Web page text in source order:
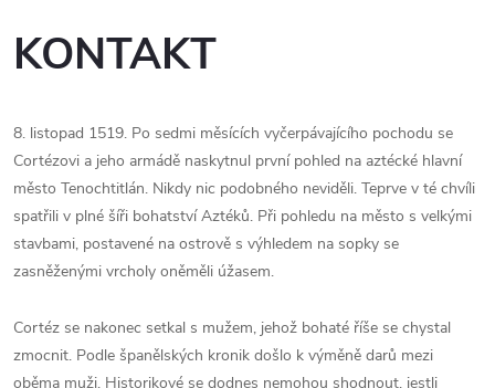
KONTAKT
8. listopad 1519. Po sedmi měsících vyčerpávajícího pochodu se
Cortézovi a jeho armádě naskytnul první pohled na aztécké hlavní
město Tenochtitlán. Nikdy nic podobného neviděli. Teprve v té chvíli
spatřili v plné šíři bohatství Aztéků. Při pohledu na město s velkými
stavbami, postavené na ostrově s výhledem na sopky se
zasněženými vrcholy oněměli úžasem.
Cortéz se nakonec setkal s mužem, jehož bohaté říše se chystal
zmocnit. Podle španělských kronik došlo k výměně darů mezi
oběma muži. Historikové se dodnes nemohou shodnout, jestli